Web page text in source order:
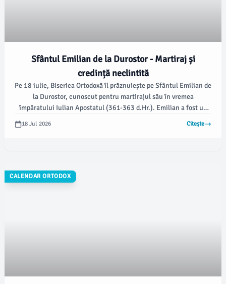
Sfântul Emilian de la Durostor - Martiraj și
credință neclintită
Pe 18 iulie, Biserica Ortodoxă îl prăznuiește pe Sfântul Emilian de
la Durostor, cunoscut pentru martirajul său în vremea
împăratului Iulian Apostatul (361-363 d.Hr.). Emilian a fost un
soldat creștin care a refuzat să aducă jertfă zeilor păgâni, motiv
18 Jul 2026 Citește
CALENDAR ORTODOX